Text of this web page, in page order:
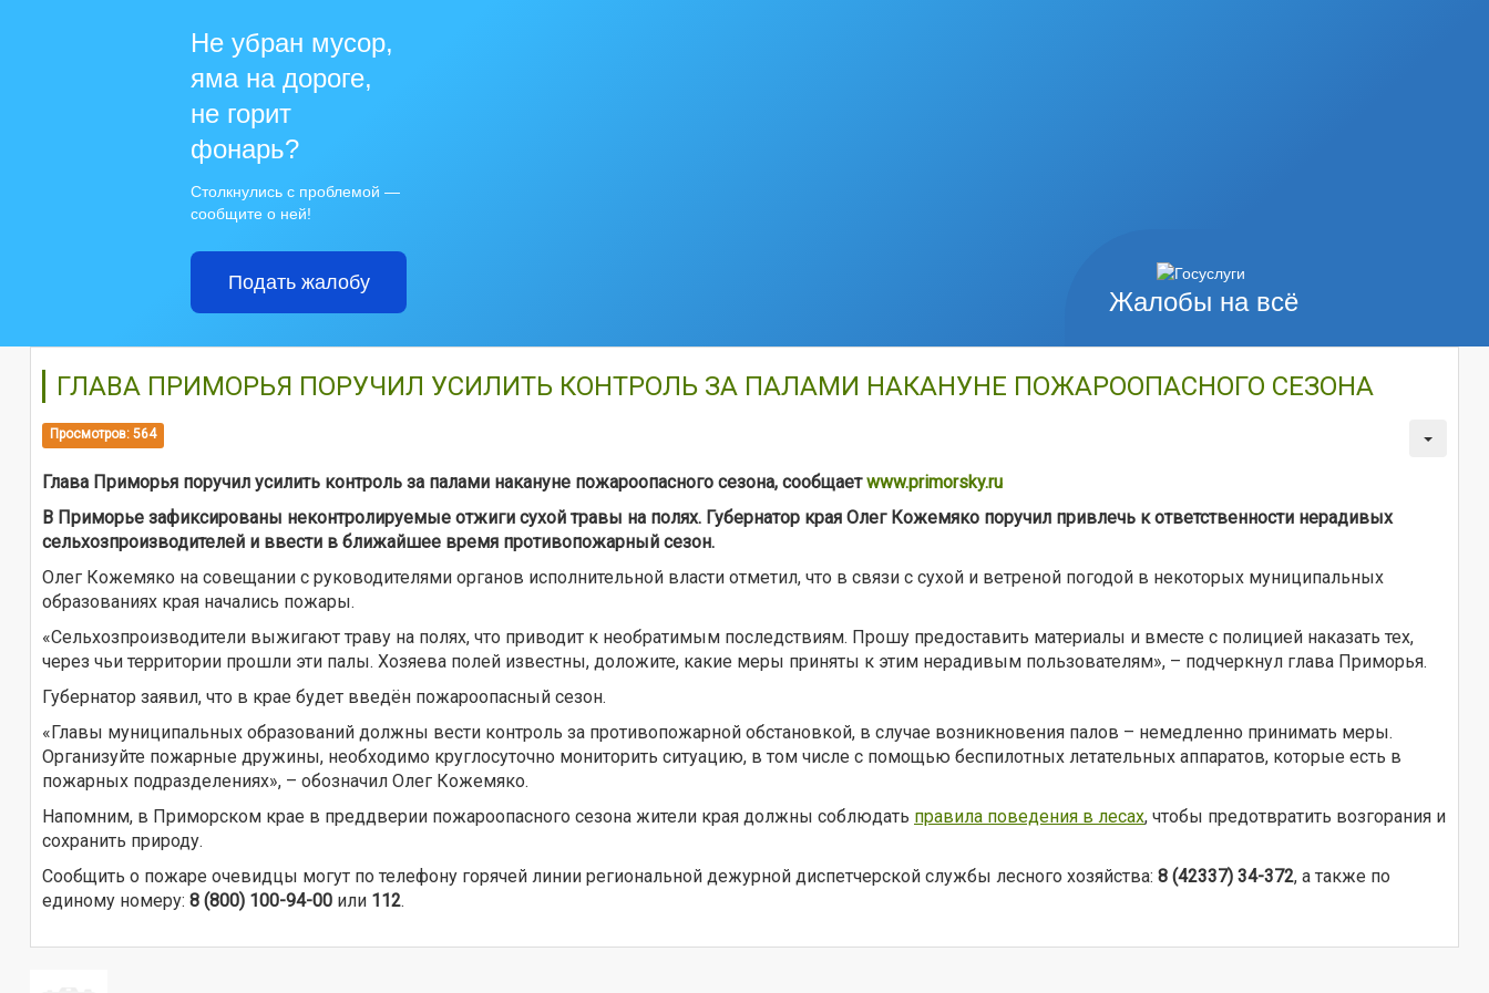
Жалобы на всё
Не убран мусор,
яма на дороге,
не горит
фонарь?
Столкнулись с проблемой —
сообщите о ней!
Подать жалобу
ГЛАВА ПРИМОРЬЯ ПОРУЧИЛ УСИЛИТЬ КОНТРОЛЬ ЗА ПАЛАМИ НАКАНУНЕ ПОЖАРООПАСНОГО СЕЗОНА
Просмотров: 564
Глава Приморья поручил усилить контроль за палами накануне пожароопасного сезона, сообщаетwww.primorsky.ru
В Приморье зафиксированы неконтролируемые отжиги сухой травы на полях. Губернатор края Олег Кожемяко поручил привлечь к ответственности нерадивых
сельхозпроизводителей и ввести в ближайшее время противопожарный сезон.
Олег Кожемяко на совещании с руководителями органов исполнительной власти отметил, что в связи с сухой и ветреной погодой в некоторых муниципальных
образованиях края начались пожары.
«Сельхозпроизводители выжигают траву на полях, что приводит к необратимым последствиям. Прошу предоставить материалы и вместе с полицией наказать тех,
через чьи территории прошли эти палы. Хозяева полей известны, доложите, какие меры приняты к этим нерадивым пользователям», – подчеркнул глава Приморья.
Губернатор заявил, что в крае будет введён пожароопасный сезон.
«Главы муниципальных образований должны вести контроль за противопожарной обстановкой, в случае возникновения палов – немедленно принимать меры.
Организуйте пожарные дружины, необходимо круглосуточно мониторить ситуацию, в том числе с помощью беспилотных летательных аппаратов, которые есть в
пожарных подразделениях», – обозначил Олег Кожемяко.
Напомним, в Приморском крае в преддверии пожароопасного сезона жители края должны соблюдать правила поведения в лесах, чтобы предотвратить возгорания и
сохранить природу.
Сообщить о пожаре очевидцы могут по телефону горячей линии региональной дежурной диспетчерской службы лесного хозяйства: 8 (42337) 34-372, а также по
единому номеру: 8 (800) 100-94-00 или 112.